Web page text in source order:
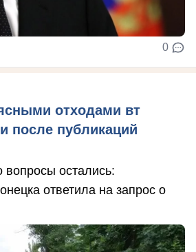
0
отходами вт
после публикаций
остались:
ответила на запрос о